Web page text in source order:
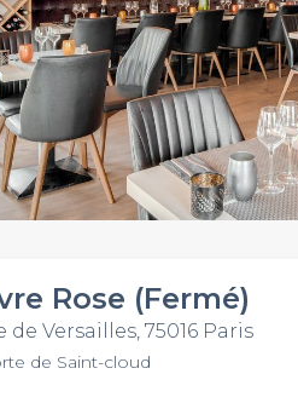
Rose (Fermé)
de Versailles, 75016 Paris
de Saint-cloud